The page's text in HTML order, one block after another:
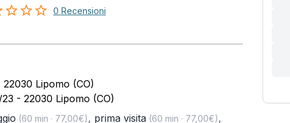
0 Recensioni
Lipomo (CO)
- 22030 Lipomo (CO)
(60 min · 77,00€), prima visita(60 min · 77,00€),